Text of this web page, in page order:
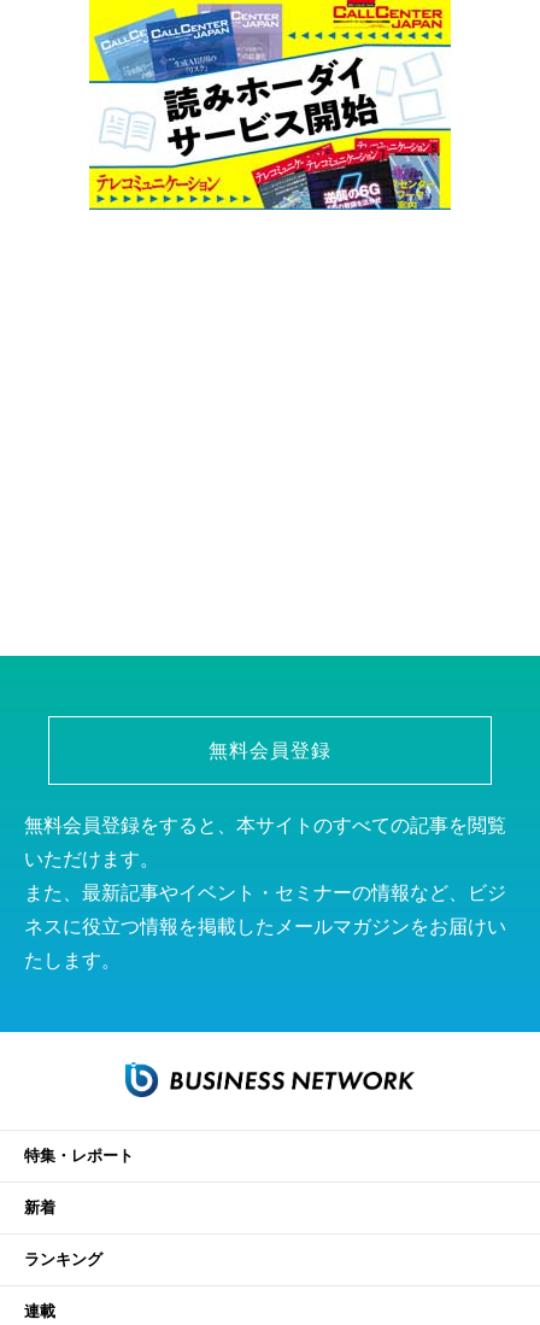
無料会員登録
無料会員登録をすると、本サイトのすべての記事を閲覧
いただけます。
また、最新記事やイベント・セミナーの情報など、ビジ
ネスに役立つ情報を掲載したメールマガジンをお届けい
たします。
特集・レポート
新着
ランキング
連載